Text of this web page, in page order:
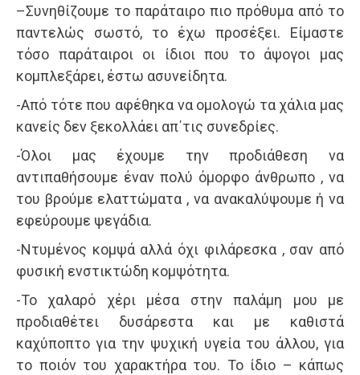
–Συνηθίζουμε το παράταιρο πιο πρόθυμα από το
παντελώς σωστό, το έχω προσέξει. Είμαστε
τόσο παράταιροι οι ίδιοι που το άψογοι μας
κομπλεξάρει, έστω ασυνείδητα.
-Από τότε που αφέθηκα να ομολογώ τα χάλια μας
κανείς δεν ξεκολλάει απ΄τις συνεδρίες.
-Όλοι μας έχουμε την προδιάθεση να
αντιπαθήσουμε έναν πολύ όμορφο άνθρωπο , να
του βρούμε ελαττώματα , να ανακαλύψουμε ή να
εφεύρουμε ψεγάδια.
-Ντυμένος κομψά αλλά όχι φιλάρεσκα , σαν από
φυσική ενστικτώδη κομψότητα.
-Το χαλαρό χέρι μέσα στην παλάμη μου με
προδιαθέτει δυσάρεστα και με καθιστά
καχύποπτο για την ψυχική υγεία του άλλου, για
το ποιόν του χαρακτήρα του. Το ίδιο – κάπως